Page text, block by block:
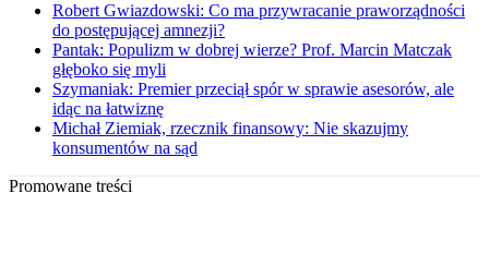
Robert Gwiazdowski: Co ma przywracanie praworządności
do postępującej amnezji?
Pantak: Populizm w dobrej wierze? Prof. Marcin Matczak
głęboko się myli
Szymaniak: Premier przeciął spór w sprawie asesorów, ale
idąc na łatwiznę
Michał Ziemiak, rzecznik finansowy: Nie skazujmy
konsumentów na sąd
Promowane treści